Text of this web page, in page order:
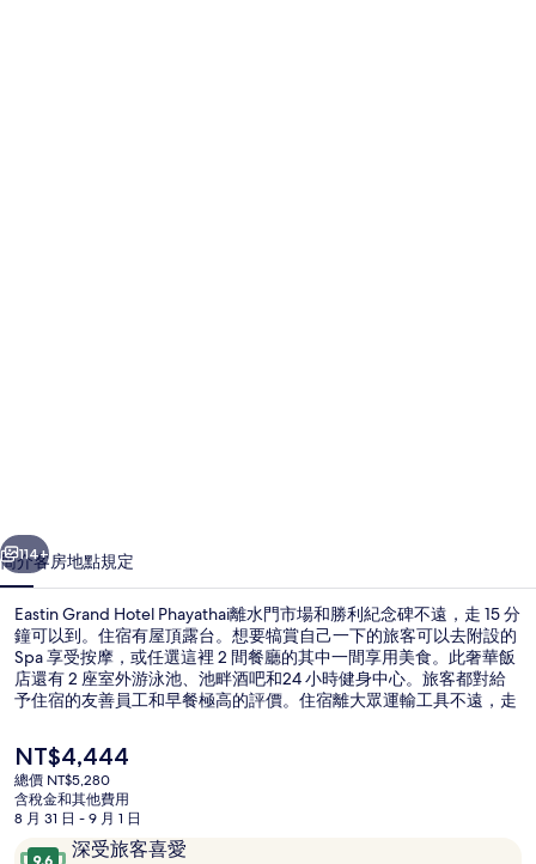
集
個 下一個
114+
簡介客房地點規定
Eastin Grand Hotel Phayathai離水門市場和勝利紀念碑不遠，走 15 分
鐘可以到。住宿有屋頂露台。想要犒賞自己一下的旅客可以去附設的
Spa 享受按摩，或任選這裡 2 間餐廳的其中一間享用美食。此奢華飯
店還有 2 座室外游泳池、池畔酒吧和24 小時健身中心。旅客都對給
予住宿的友善員工和早餐極高的評價。住宿離大眾運輸工具不遠，走
目
前
的
價
是
NT$4,444
總價 NT$5,280
含稅金和其他費用
8 月 31 日 - 9 月 1 日
評
深受旅客喜愛
9.6